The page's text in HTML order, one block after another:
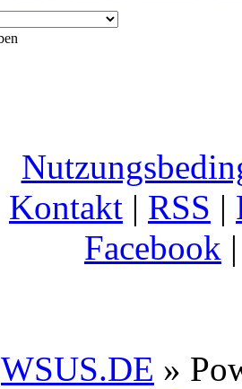
Kontakt | RSS |
Facebook
WSUS.DE »